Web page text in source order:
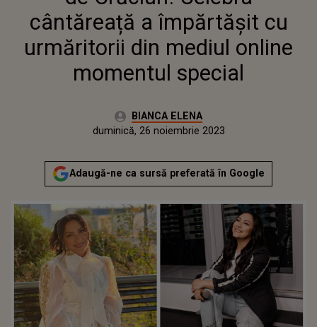
ONLINE MOMENTUL SPECIAL
cântăreață a împărtășit cu
urmăritorii din mediul online
momentul special
Autor:BIANCA ELENA
Publicat:
duminică, 26 noiembrie 2023
Adaugă-ne ca sursă preferată în Google